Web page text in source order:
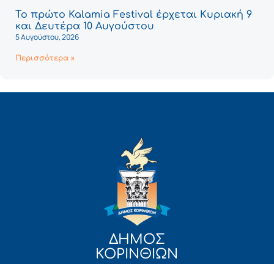
Το πρώτο Kalamia Festival έρχεται Κυριακή 9
και Δευτέρα 10 Αυγούστου
5 Αυγούστου, 2026
Περισσότερα »
ΔΗΜΟΣ
ΚΟΡΙΝΘΙΩΝ